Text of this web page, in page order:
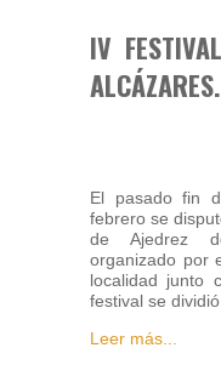
IV
El pasado fin
febrero se
de Ajedrez
organizado por
localidad junto
festival se
Leer más...